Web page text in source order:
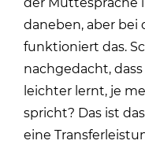
daneben, aber bei
funktioniert das.
nachgedacht,
leichter lernt, je
spricht? Das ist
eine